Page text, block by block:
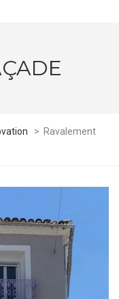
> Ravalement